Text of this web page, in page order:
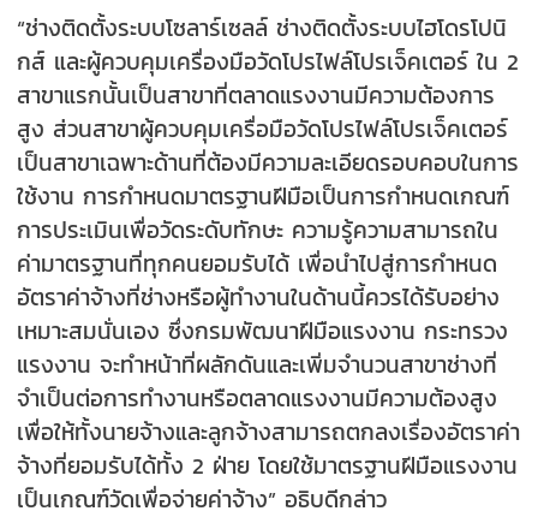
“ช่างติดตั้งระบบโซลาร์เซลล์ ช่างติดตั้งระบบไฮโดรโปนิ
กส์ และผู้ควบคุมเครื่องมือวัดโปรไฟล์โปรเจ็คเตอร์ ใน 2
สาขาแรกนั้นเป็นสาขาที่ตลาดแรงงานมีความต้องการ
สูง ส่วนสาขาผู้ควบคุมเครื่อมือวัดโปรไฟล์โปรเจ็คเตอร์
เป็นสาขาเฉพาะด้านที่ต้องมีความละเอียดรอบคอบในการ
ใช้งาน การกำหนดมาตรฐานฝีมือเป็นการกำหนดเกณฑ์
การประเมินเพื่อวัดระดับทักษะ ความรู้ความสามารถใน
ค่ามาตรฐานที่ทุกคนยอมรับได้ เพื่อนำไปสู่การกำหนด
อัตราค่าจ้างที่ช่างหรือผู้ทำงานในด้านนี้ควรได้รับอย่าง
เหมาะสมนั่นเอง ซึ่งกรมพัฒนาฝีมือแรงงาน กระทรวง
แรงงาน จะทำหน้าที่ผลักดันและเพิ่มจำนวนสาขาช่างที่
จำเป็นต่อการทำงานหรือตลาดแรงงานมีความต้องสูง
เพื่อให้ทั้งนายจ้างและลูกจ้างสามารถตกลงเรื่องอัตราค่า
จ้างที่ยอมรับได้ทั้ง 2 ฝ่าย โดยใช้มาตรฐานฝีมือแรงงาน
เป็นเกณฑ์วัดเพื่อจ่ายค่าจ้าง” อธิบดีกล่าว